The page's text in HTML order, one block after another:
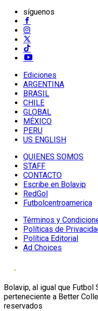
síguenos
Ediciones
ARGENTINA
BRASIL
CHILE
GLOBAL
MÉXICO
PERU
US ENGLISH
QUIENES SOMOS
STAFF
CONTACTO
Escribe en Bolavip
RedGol
Futbolcentroamerica
Términos y
Políticas de
Política Editorial
Ad Choices
Bolavip, al igual que Futbol
perteneciente a Better
reservados